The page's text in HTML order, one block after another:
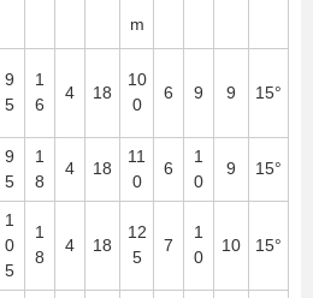
m
9
5
1
6
4 18
10
0
6 9 9 15°
9
5
1
8
4 18
11
0
6
1
0
9 15°
1
0
5
1
8
4 18
12
5
7
1
0
10 15°